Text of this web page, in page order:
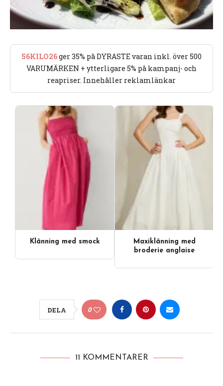
56KILO26ger 35% på DYRASTE varan inkl. över 500
VARUMÄRKEN + ytterligare 5% på kampanj- och
reapriser. Innehåller reklamlänkar
Klänning med smock
Maxiklänning med
broderie anglaise
DELA 0
11 KOMMENTARER